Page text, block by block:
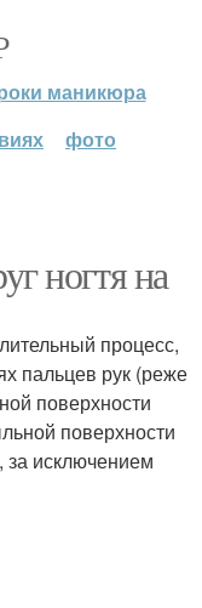
маникюра
фото
ногтя на
процесс,
пальцев рук (реже
поверхности
поверхности
за исключением